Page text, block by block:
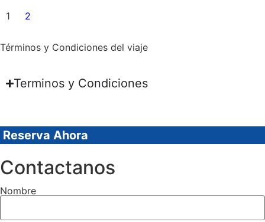
1 2
Términos y Condiciones del viaje
Terminos y Condiciones
Reserva Ahora
Contactanos
Nombre